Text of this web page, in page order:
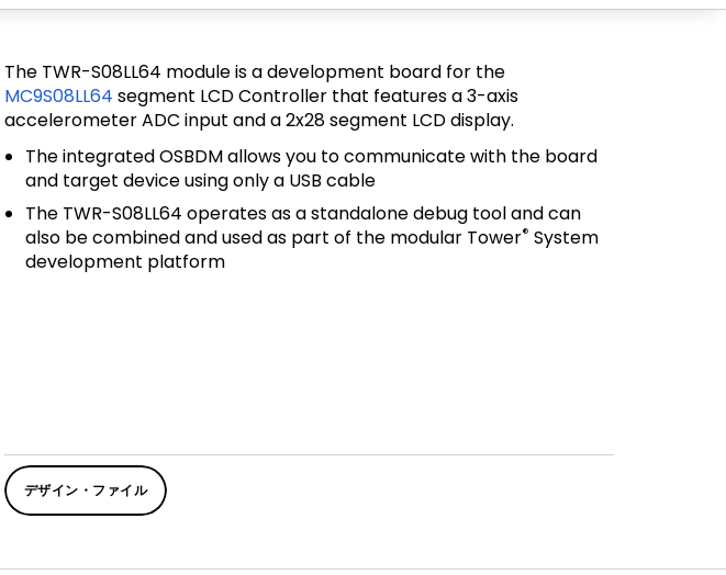
The TWR-S08LL64 module is a development board for the
MC9S08LL64 segment LCD Controller that features a 3-axis
accelerometer ADC input and a 2x28 segment LCD display.
The integrated OSBDM allows you to communicate with the board
and target device using only a USB cable
The TWR-S08LL64 operates as a standalone debug tool and can
also be combined and used as part of the modular Tower® System
development platform
デザイン・ファイル